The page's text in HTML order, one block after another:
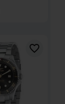
favorite_border